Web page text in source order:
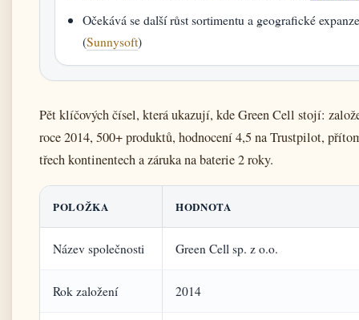
Očekává se další růst sortimentu a geografické
(Sunnysoft)
Pět klíčových čísel, která ukazují, kde Green Cell stojí:
roce 2014, 500+ produktů, hodnocení 4,5 na Trustpilot,
třech kontinentech a záruka na baterie 2 roky.
POLOŽKA HODNOTA
Název společnosti Green Cell sp. z o.o.
Rok založení 2014